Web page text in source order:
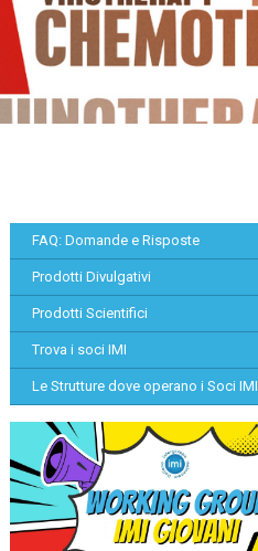
FAQ: Domande e Risposte
Prodotti Divulgativi
Prodotti Scientifici
Trova i soci IMI
Le Strutture dove operano i Soci IMI